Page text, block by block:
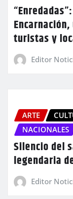
turistas y
Editor
ARTE
NACIONALES
Silencio del
legendaria
Editor